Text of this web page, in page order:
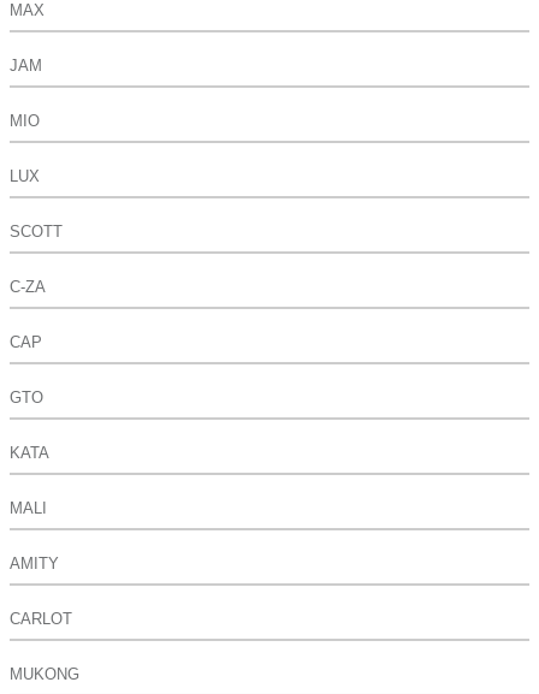
MAX
JAM
MIO
LUX
SCOTT
C-ZA
CAP
GTO
KATA
MALI
AMITY
CARLOT
MUKONG